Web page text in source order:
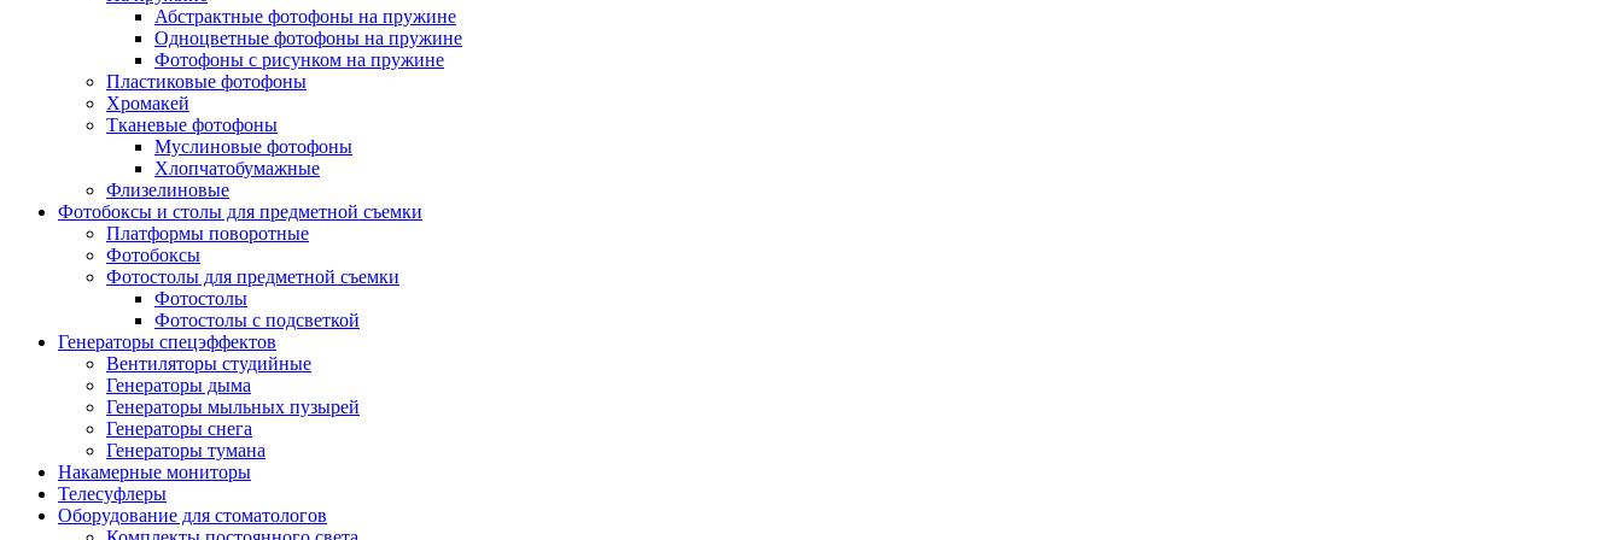
Абстрактные фотофоны на пружине
Одноцветные фотофоны на пружине
Фотофоны с рисунком на пружине
Пластиковые фотофоны
Хромакей
Тканевые фотофоны
Муслиновые фотофоны
Хлопчатобумажные
Флизелиновые
Фотобоксы и столы для предметной съемки
Платформы поворотные
Фотобоксы
Фотостолы для предметной съемки
Фотостолы
Фотостолы с подсветкой
Генераторы спецэффектов
Вентиляторы студийные
Генераторы дыма
Генераторы мыльных пузырей
Генераторы снега
Генераторы тумана
Накамерные мониторы
Телесуфлеры
Оборудование для стоматологов